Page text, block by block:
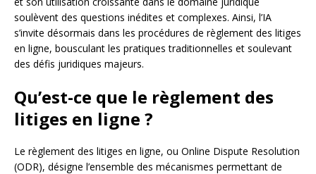
soulèvent des questions inédites et complexes. Ainsi, l’IA
s’invite désormais dans les procédures de règlement des litiges
en ligne, bousculant les pratiques traditionnelles et soulevant
des défis juridiques majeurs.
Qu’est-ce que le règlement des
litiges en ligne ?
Le règlement des litiges en ligne, ou Online Dispute Resolution
(ODR), désigne l’ensemble des mécanismes permettant de